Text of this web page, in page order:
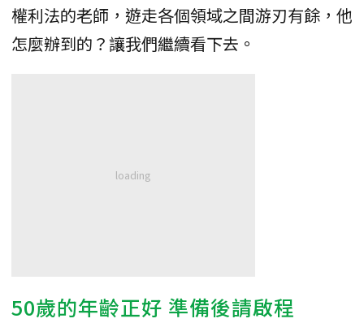
權利法的老師，遊走各個領域之間游刃有餘，他
怎麼辦到的？讓我們繼續看下去。
50歲的年齡正好 準備後請啟程